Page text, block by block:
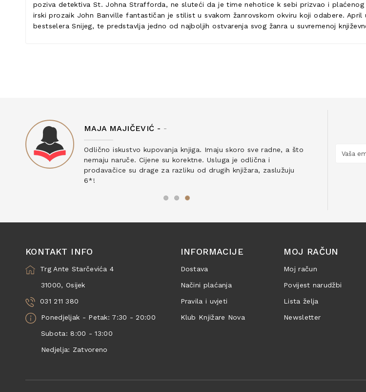
poziva detektiva St. Johna Strafforda, ne sluteći da je time nehotice k sebi prizvao i
irski prozaik John Banville fantastičan je stilist u svakom žanrovskom okviru koji odabere.
bestselera Snijeg, te predstavlja jedno od najboljih ostvarenja svog žanra u suvremenoj
MAJA MAJIČEVIĆ - -
Odlično iskustvo kupovanja knjiga. Imaju skoro sve radne, a što
nemaju naruče. Cijene su korektne. Usluga je odlična i
prodavačice su drage za razliku od drugih knjižara, zaslužuju
6*!
KONTAKT INFO
Trg Ante Starčevića 4
31000, Osijek
031 211 380
Ponedjeljak - Petak: 7:30 - 20:00
Subota: 8:00 - 13:00
Nedjelja: Zatvoreno
INFORMACIJE
Dostava
Načini plaćanja
Pravila i uvjeti
Klub Knjižare Nova
MOJ RAČUN
Moj račun
Povijest narudžbi
Lista želja
Newsletter